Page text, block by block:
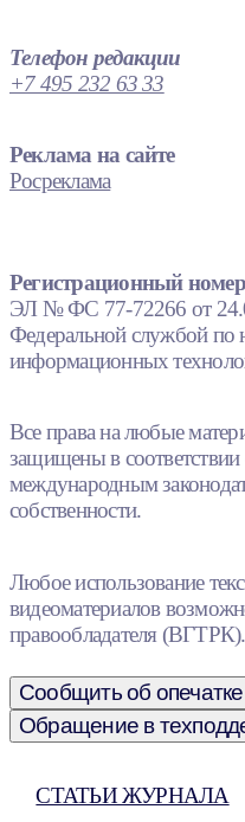
Телефон редакции
+7 495 232 63 33
Реклама на сайте
Росреклама
Регистрационный
ЭЛ № ФС 77-72266 от
Федеральной службой по
информационных
Все права на любые
защищены в соответствии
международным
собственности.
Любое использование
видеоматериалов
правообладателя (ВГТРК).
Сообщить об опечатке
Обращение в
СТАТЬИ ЖУРНАЛА